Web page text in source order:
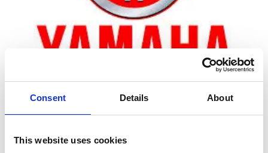
Consent Details About
This website uses cookies